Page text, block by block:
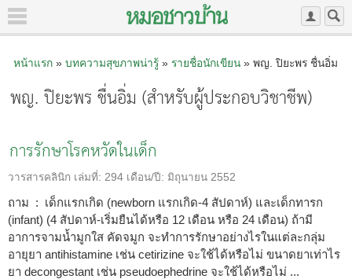
หน้าแรก» บทความสุขภาพน่ารู้» รายชื่อนักเขียน» พญ. ปิยะพร ชื่นอิ่ม
พญ. ปิยะพร ชื่นอิ่ม (สำหรับผู้ประกอบวิชาชีพ)
การรักษาโรคหวัดในเด็ก
วารสารคลินิก เล่มที่: 294 เดือน/ปี: มิถุนายน 2552
ถาม : เด็กแรกเกิด (newborn แรกเกิด-4 สัปดาห์) และเด็กทารก
(infant) (4 สัปดาห์-เริ่มยืนได้หรือ 12 เดือน หรือ 24 เดือน) ถ้ามี
อาการจามน้ำมูกใส คัดจมูก จะทำการรักษาอย่างไรในแต่ละกลุ่ม
อายุยา antihistamine เช่น cetirizine จะใช้ได้หรือไม่ ขนาดยาเท่าไร
ยา decongestant เช่น pseudoephedrine จะใช้ได้หรือไม่ ...